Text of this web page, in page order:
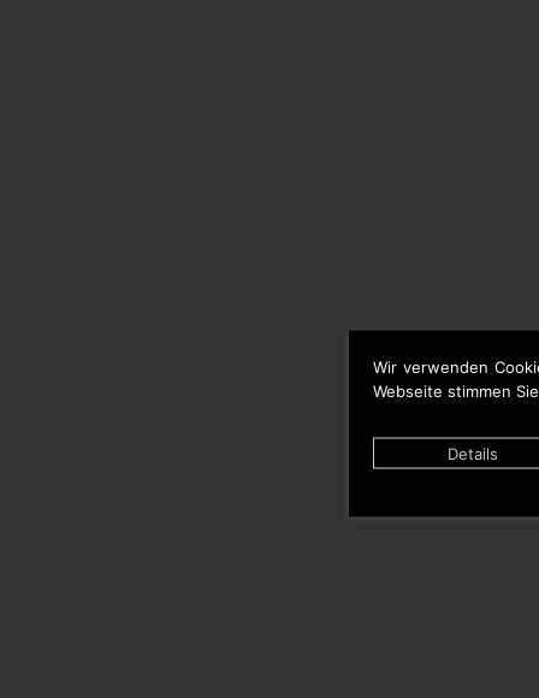
Wir verwenden
Webseite stimmen
Details